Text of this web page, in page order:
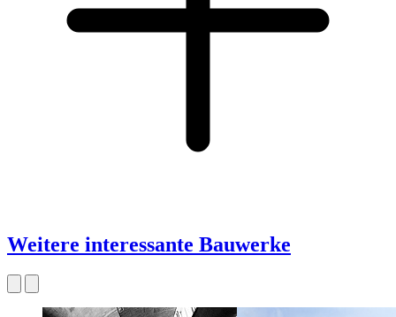
Weitere interessante Bauwerke